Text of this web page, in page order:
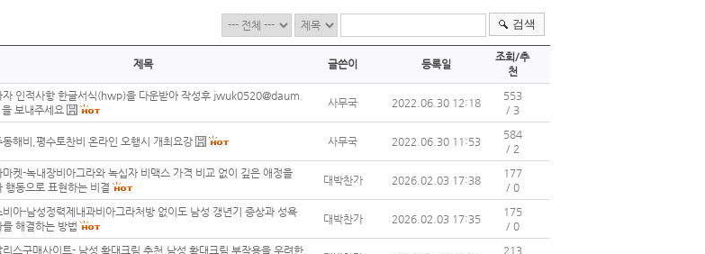
검색
제목 글쓴이 등록일
조회/추
천
자 인적사항 한글서식(hwp)을 다운받아 작성후 jwuk0520@daum.
보내주세요
사무국 2022.06.30 12:18
553
/ 3
동해비,평수토찬비 온라인 오행시 개최요강 사무국 2022.06.30 11:53
584
/ 2
마켓-녹내장비아그라와 녹십자 비맥스 가격 비교 없이 깊은 애정을
행동으로 표현하는 비결
대박찬가 2026.02.03 17:38
177
/ 0
비아-남성정력제내과비아그라처방 없이도 남성 갱년기 증상과 성욕
를 해결하는 방법
대박찬가 2026.02.03 17:35
175
/ 0
리스구매사이트- 남성 확대크림 추천,남성 확대크림 부작용을 우려한
213